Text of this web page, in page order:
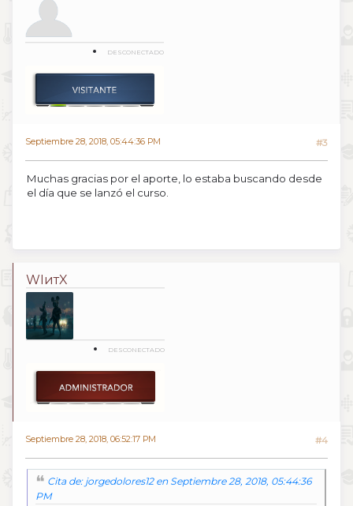
DESCONECTADO
Septiembre 28, 2018, 05:44:36 PM #3
Muchas gracias por el aporte, lo estaba buscando desde
el día que se lanzó el curso.
WIитX
DESCONECTADO
Septiembre 28, 2018, 06:52:17 PM #4
Cita de: jorgedolores12 en Septiembre 28, 2018, 05:44:36
PM